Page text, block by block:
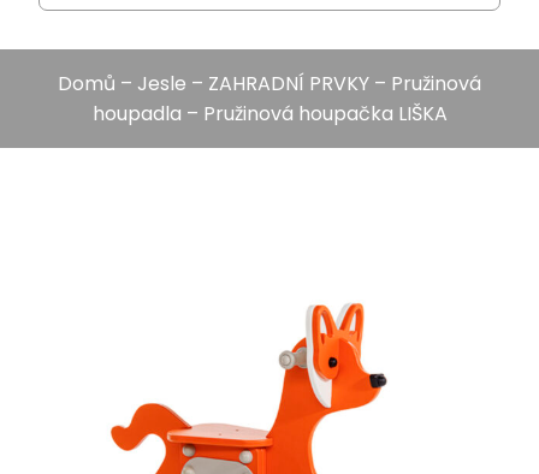
Domů – Jesle – ZAHRADNÍ PRVKY – Pružinová
houpadla – Pružinová houpačka LIŠKA